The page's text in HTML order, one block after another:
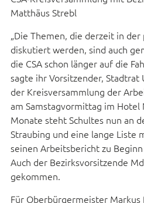
Matthäus Strebl
„Die Themen, die derzeit in
diskutiert werden, sind auch
die CSA schon länger auf die
sagte ihr Vorsitzender, Stadtrat
der Kreisversammlung der
am Samstagvormittag im
Monate steht Schultes nun an
Straubing und eine lange Liste
seinen Arbeitsbericht zu
Auch der Bezirksvorsitzende
gekommen.
Für Oberbürgermeister Markus